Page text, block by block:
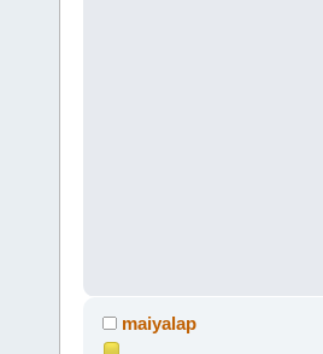
maiyalap